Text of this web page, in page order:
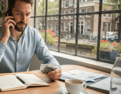
Slimmer
Bellen
Zonder
Extra
Kosten